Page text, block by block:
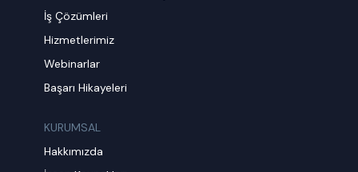
İş Çözümleri
Hizmetlerimiz
Webinarlar
Başarı Hikayeleri
KURUMSAL
Hakkımızda